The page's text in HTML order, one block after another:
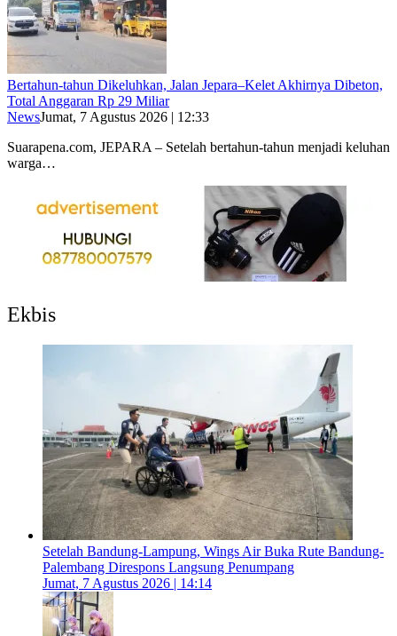
Bertahun-tahun Dikeluhkan, Jalan Jepara–Kelet Akhirnya Dibeton,
Total Anggaran Rp 29 Miliar
NewsJumat, 7 Agustus 2026 | 12:33
Suarapena.com, JEPARA – Setelah bertahun-tahun menjadi keluhan
warga…
Ekbis
Setelah Bandung-Lampung, Wings Air Buka Rute Bandung-
Palembang Direspons Langsung Penumpang
Jumat, 7 Agustus 2026 | 14:14